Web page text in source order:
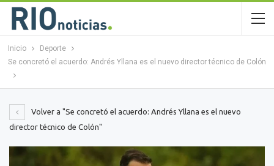
Inicio
Deporte
Se concretó el acuerdo: Andrés Yllana es el nuevo director técnico de Colón
Volver a "Se concretó el acuerdo: Andrés Yllana es el nuevo
director técnico de Colón"